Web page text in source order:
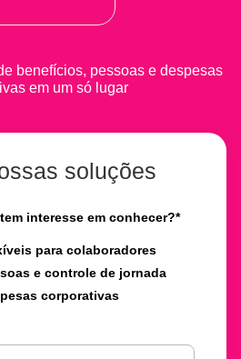
benefícios, pessoas e despesas
em um só lugar
soluções
interesse em conhecer?*
para colaboradores
e controle de jornada
corporativas